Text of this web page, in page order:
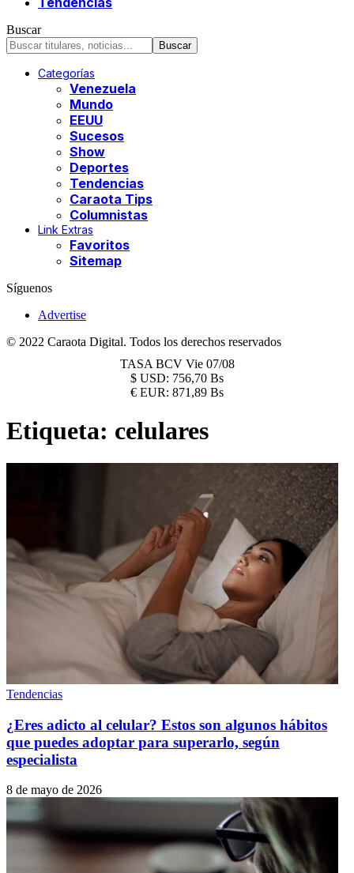
Buscar
Categorías
Venezuela
Mundo
EEUU
Sucesos
Show
Deportes
Tendencias
Caraota Tips
Columnistas
Link Extras
Favoritos
Sitemap
Síguenos
Advertise
© 2022 Caraota Digital. Todos los derechos reservados
TASA BCV Vie 07/08
$ USD: 756,70 Bs
€ EUR: 871,89 Bs
Etiqueta: celulares
Tendencias
¿Eres adicto al celular? Estos son algunos hábitos
que puedes adoptar para superarlo, según
especialista
8 de mayo de 2026